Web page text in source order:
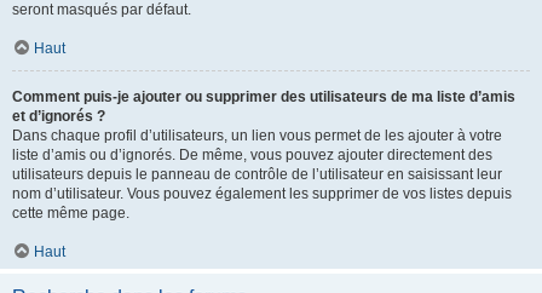
seront masqués par défaut.
Haut
Comment puis-je ajouter ou supprimer des utilisateurs de ma liste d’amis
et d’ignorés ?
Dans chaque profil d’utilisateurs, un lien vous permet de les ajouter à votre
liste d’amis ou d’ignorés. De même, vous pouvez ajouter directement des
utilisateurs depuis le panneau de contrôle de l’utilisateur en saisissant leur
nom d’utilisateur. Vous pouvez également les supprimer de vos listes depuis
cette même page.
Haut